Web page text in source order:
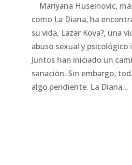
Mariyana Huseinovic,
como La Diana, ha
su vida, Lazar Kova?, una
abuso sexual y psicológico
Juntos han iniciado un
sanación. Sin embargo,
algo pendiente. La Diana...